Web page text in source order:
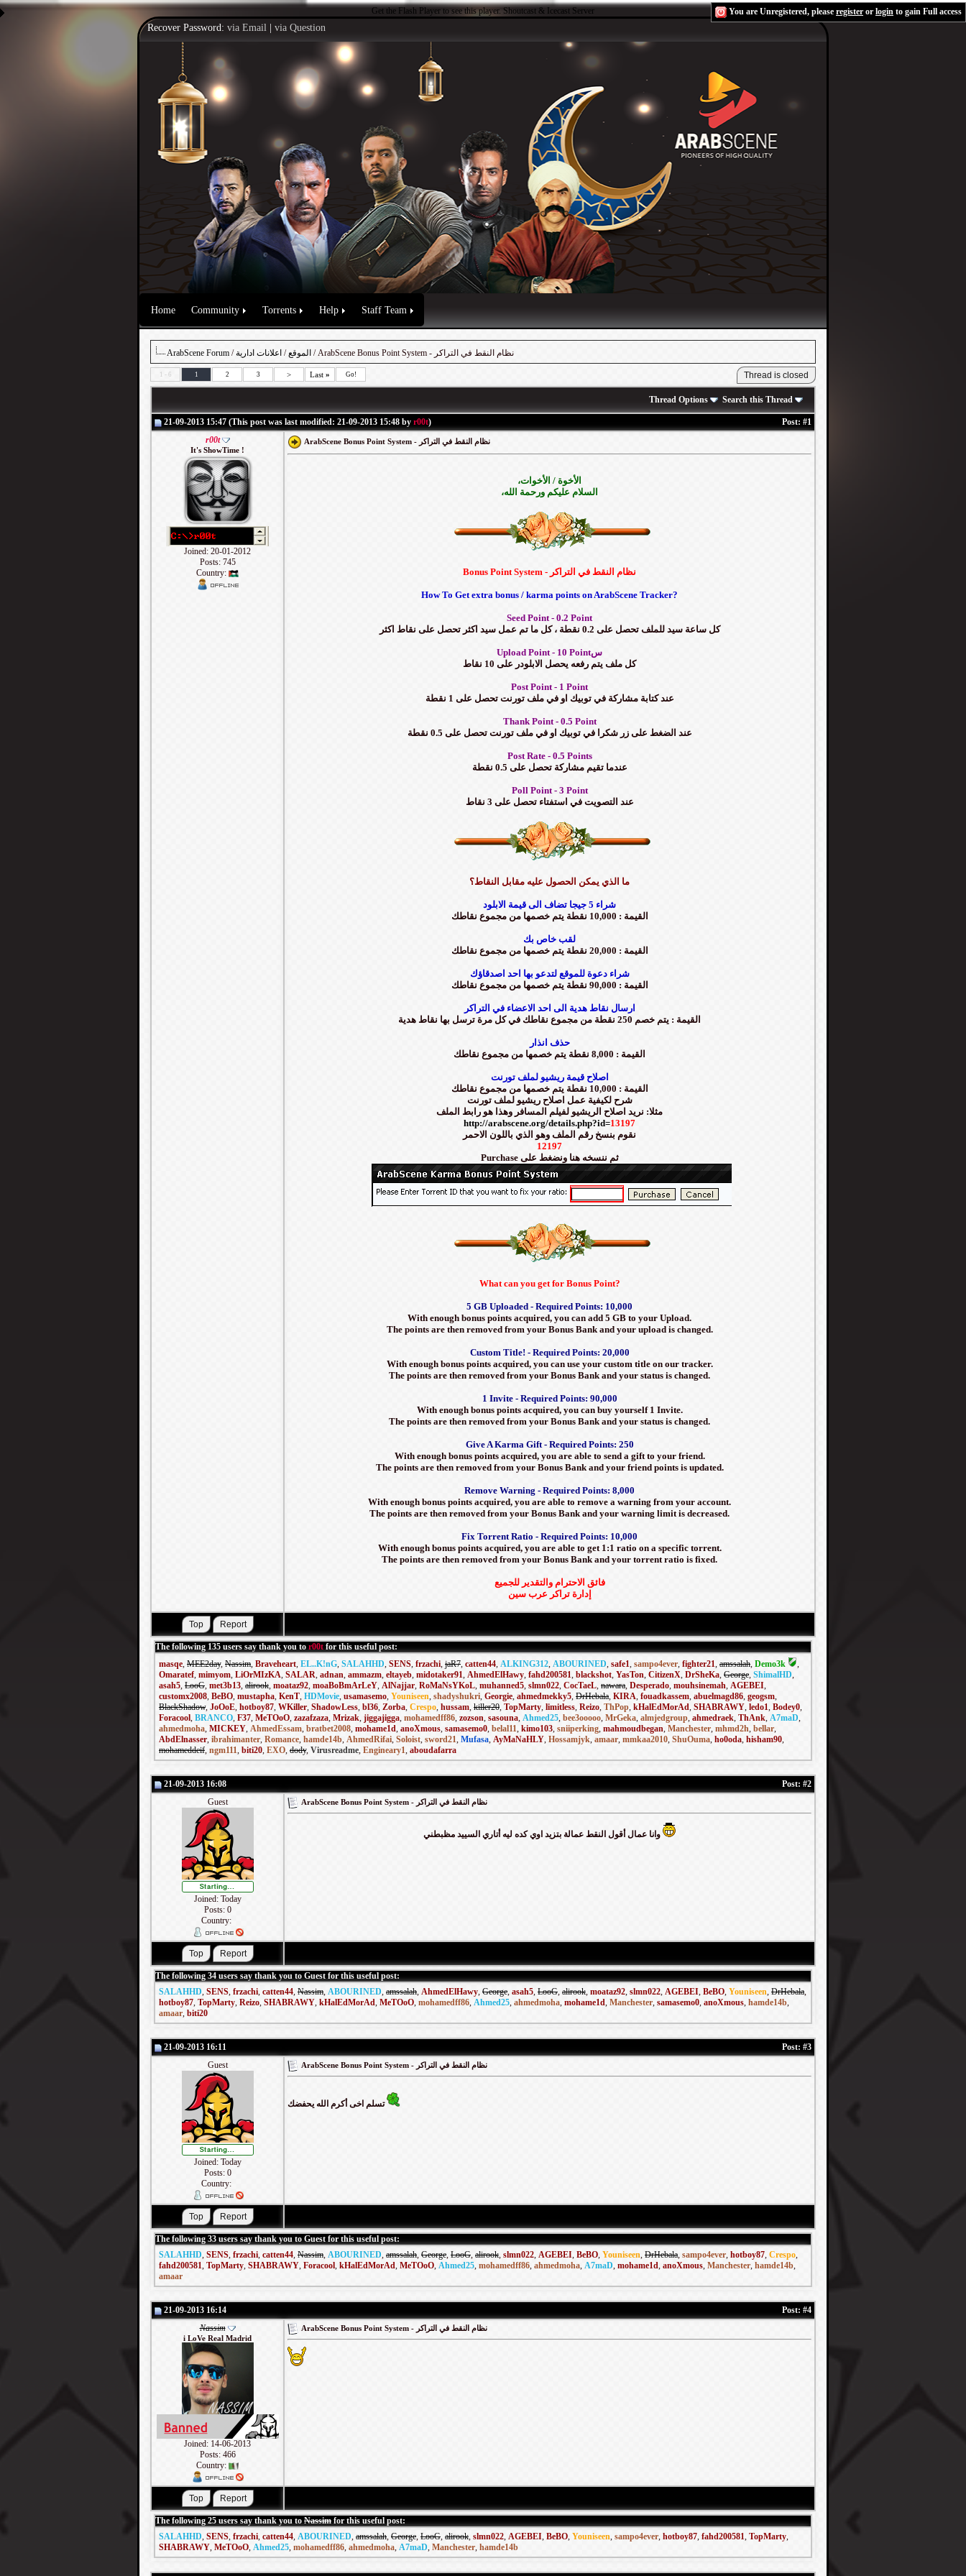
Get the Flash Player to see this player. Shoutcast & Icecast Server You are Unregistered, please register or login to gain Full access
Recover Password: via Email via Question
Home Community Torrents Help Staff Team
ArabScene Forum / الموقع / اعلانات ادارية / ArabScene Bonus Point System - نظام النقط في التراكر
1 - 6 1 2 3 > Last » Go!
Thread Options Search this Thread
Post: #1
21-09-2013 15:47 (This post was last modified: 21-09-2013 15:48 by r00t)
r00t
It's ShowTime !
Joined: 20-01-2012
Posts: 745
Country:
ArabScene Bonus Point System - نظام النقط في التراكر
،الأخوة / الأخوات
،السلام عليكم ورحمة الله
Bonus Point System - نظام النقط في التراكر
How To Get extra bonus / karma points on ArabScene Tracker?
Seed Point - 0.2 Point
كل ساعة سيد للملف تحصل على 0.2 نقطة ، كل ما تم عمل سيد اكثر تحصل على نقاط اكثر
Upload Point - 10 Pointس
كل ملف يتم رفعه يحصل الابلودر على 10 نقاط
Post Point - 1 Point
عند كتابة مشاركة في توبيك او في ملف تورنت تحصل على 1 نقطة
Thank Point - 0.5 Point
عند الضغط على زر شكرا في توبيك او في ملف تورنت تحصل على 0.5 نقطة
Post Rate - 0.5 Points
عندما تقيم مشاركة تحصل على 0.5 نقطة
Poll Point - 3 Point
عند التصويت في استفتاء تحصل على 3 نقاط
ما الذي يمكن الحصول عليه مقابل النقاط؟
شراء 5 جيجا تضاف الى قيمة الابلود
القيمة : 10,000 نقطة يتم خصمها من مجموع نقاطك
لقب خاص بك
القيمة : 20,000 نقطة يتم خصمها من مجموع نقاطك
شراء دعوة للموقع لتدعو بها احد اصدقاؤك
القيمة : 90,000 نقطة يتم خصمها من مجموع نقاطك
ارسال نقاط هدية الى احد الاعضاء في التراكر
القيمة : يتم خصم 250 نقطة من مجموع نقاطك في كل مرة ترسل بها نقاط هدية
حذف انذار
القيمة : 8,000 نقطة يتم خصمها من مجموع نقاطك
اصلاح قيمة ريشيو لملف تورنت
القيمة : 10,000 نقطة يتم خصمها من مجموع نقاطك
شرح لكيفية عمل اصلاح ريشيو لملف تورنت
مثلا: نريد اصلاح الريشيو لفيلم المسافر وهذا هو رابط الملف
http://arabscene.org/details.php?id=13197
نقوم بنسخ رقم الملف وهو الذي باللون الاحمر
12197
Purchase ثم ننسخه هنا ونضغط على
What can you get for Bonus Point?
5 GB Uploaded - Required Points: 10,000
With enough bonus points acquired, you can add 5 GB to your Upload.
The points are then removed from your Bonus Bank and your upload is changed.
Custom Title! - Required Points: 20,000
With enough bonus points acquired, you can use your custom title on our tracker.
The points are then removed from your Bonus Bank and your status is changed.
1 Invite - Required Points: 90,000
With enough bonus points acquired, you can buy yourself 1 Invite.
The points are then removed from your Bonus Bank and your status is changed.
Give A Karma Gift - Required Points: 250
With enough bonus points acquired, you are able to send a gift to your friend.
The points are then removed from your Bonus Bank and your friend points is updated.
Remove Warning - Required Points: 8,000
With enough bonus points acquired, you are able to remove a warning from your account.
The points are then removed from your Bonus Bank and your warning limit is decreased.
Fix Torrent Ratio - Required Points: 10,000
With enough bonus points acquired, you are able to get 1:1 ratio on a specific torrent.
The points are then removed from your Bonus Bank and your torrent ratio is fixed.
فائق الاحترام والتقدير للجميع
إدارة تراكر عرب سين
The following 135 users say thank you to r00t for this useful post:
masqe, MEE2day, Nassim, Braveheart, EL..K!nG, SALAHHD, SENS, frzachi, jaR7, catten44, ALKING312, ABOURINED, safe1, sampo4ever, fighter21, amssalah, Demo3k
,
Omaratef, mimyom, LiOrMIzKA, SALAR, adnan, ammazm, eltayeb, midotaker91, AhmedElHawy, fahd200581, blackshot, YasTon, CitizenX, DrSheKa, George, ShimalHD,
asah5, LooG, met3b13, alirook, moataz92, moaBoBmArLeY, AlNajjar, RoMaNsYKoL, muhanned5, slmn022, CocTaeL, nawara, Desperado, mouhsinemah, AGEBEI,
customx2008, BeBO, mustapha, KenT, HDMovie, usamasemo, Youniseen, shadyshukri, Georgie, ahmedmekky5, DrHebala, KIRA, fouadkassem, abuelmagd86, geogsm,
BlackShadow, JoOoE, hotboy87, WKiller, ShadowLess, bl36, Zorba, Crespo, hussam, killer20, TopMarty, limitless, Reizo, ThPop, kHalEdMorAd, SHABRAWY, ledo1, Bodey0,
Foracool, BRANCO, F37, MeTOoO, zazafzaza, Mrizak, jiggajigga, mohamedff86, zozson, sasouna, Ahmed25, bee3ooooo, MrGeka, almjedgroup, ahmedraek, ThAnk, A7maD,
ahmedmoha, MICKEY, AhmedEssam, bratbet2008, mohame1d, anoXmous, samasemo0, belal11, kimo103, sniiperking, mahmoudbegan, Manchester, mhmd2h, bellar,
AbdElnasser, ibrahimanter, Romance, hamde14b, AhmedRifai, Soloist, sword21, Mufasa, AyMaNaHLY, Hossamjyk, amaar, mmkaa2010, ShuOuma, ho0oda, hisham90,
mohameddeif, ngm111, biti20, EXO, dody, Virusreadme, Engineary1, aboudafarra
Post: #2
21-09-2013 16:08
Guest
Joined: Today
Posts: 0
Country:
ArabScene Bonus Point System - نظام النقط في التراكر
The following 34 users say thank you to Guest for this useful post:
SALAHHD, SENS, frzachi, catten44, Nassim, ABOURINED, amssalah, AhmedElHawy, George, asah5, LooG, alirook, moataz92, slmn022, AGEBEI, BeBO, Youniseen, DrHebala,
hotboy87, TopMarty, Reizo, SHABRAWY, kHalEdMorAd, MeTOoO, mohamedff86, Ahmed25, ahmedmoha, mohame1d, Manchester, samasemo0, anoXmous, hamde14b,
amaar, biti20
Post: #3
21-09-2013 16:11
Guest
Joined: Today
Posts: 0
Country:
ArabScene Bonus Point System - نظام النقط في التراكر
تسلم اخى أكرم الله يحفضك
The following 33 users say thank you to Guest for this useful post:
SALAHHD, SENS, frzachi, catten44, Nassim, ABOURINED, amssalah, George, LooG, alirook, slmn022, AGEBEI, BeBO, Youniseen, DrHebala, sampo4ever, hotboy87, Crespo,
fahd200581, TopMarty, SHABRAWY, Foracool, kHalEdMorAd, MeTOoO, Ahmed25, mohamedff86, ahmedmoha, A7maD, mohame1d, anoXmous, Manchester, hamde14b,
amaar
Post: #4
21-09-2013 16:14
Nassim
i LoVe Real Madrid
Joined: 14-06-2013
Posts: 466
Country:
ArabScene Bonus Point System - نظام النقط في التراكر
The following 25 users say thank you to Nassim for this useful post:
SALAHHD, SENS, frzachi, catten44, ABOURINED, amssalah, George, LooG, alirook, slmn022, AGEBEI, BeBO, Youniseen, sampo4ever, hotboy87, fahd200581, TopMarty,
SHABRAWY, MeTOoO, Ahmed25, mohamedff86, ahmedmoha, A7maD, Manchester, hamde14b